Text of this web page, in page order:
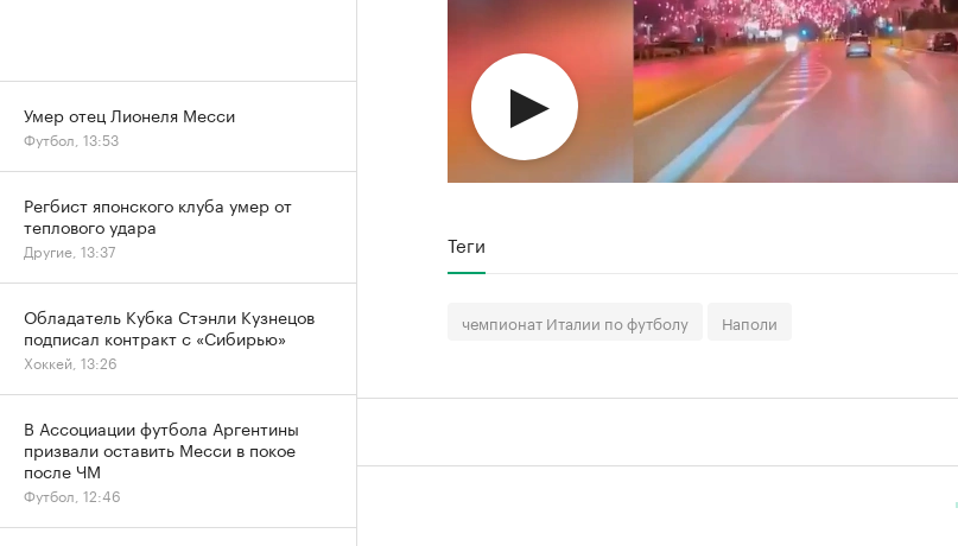
Теги
чемпионат Италии по футболу Наполи
Умер отец Лионеля Месси
Футбол, 13:53
Регбист японского клуба умер от
теплового удара
Другие, 13:37
Обладатель Кубка Стэнли Кузнецов
подписал контракт с «Сибирью»
Хоккей, 13:26
В Ассоциации футбола Аргентины
призвали оставить Месси в покое
после ЧМ
Футбол, 12:46